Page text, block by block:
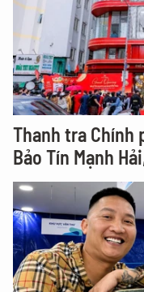
Thanh tra Chính
Bảo Tín Mạnh